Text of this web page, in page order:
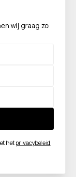
wij graag zo
hetprivacybeleid